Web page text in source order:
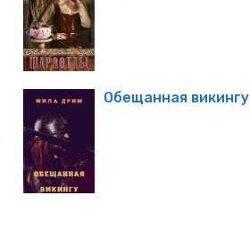
Обещанная викингу